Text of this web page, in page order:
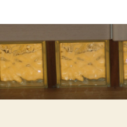
i
glasbyggesten
–
med